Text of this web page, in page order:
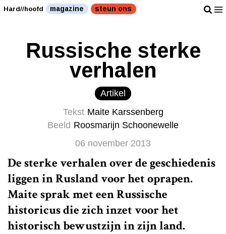
Hard//hoofd magazine steun ons
Russische sterke
verhalen
Artikel
Tekst Maite Karssenberg
Beeld Roosmarijn Schoonewelle
06 november 2013
De sterke verhalen over de geschiedenis
liggen in Rusland voor het oprapen.
Maite sprak met een Russische
historicus die zich inzet voor het
historisch bewustzijn in zijn land.